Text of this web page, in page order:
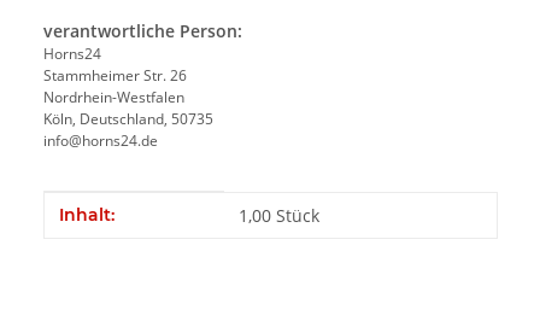
verantwortliche Person:
Horns24
Stammheimer Str. 26
Nordrhein-Westfalen
Köln, Deutschland, 50735
info@horns24.de
Produkteigenschaft
Wert
Inhalt: 1,00 Stück